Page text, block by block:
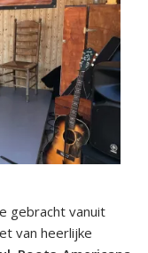
gebracht vanuit
van heerlijke